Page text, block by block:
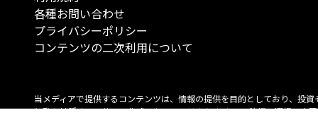
各種お問い合わせ
プライバシーポリシー
コンテンツの二次利用について
当メディアで提供するコンテンツは、情報の提供を目的としており、投資
行動を勧誘する目的で、作成したものではありません。 銘柄の選択、売